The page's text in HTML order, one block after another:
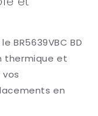
BR5639VBC BD
thermique et
en